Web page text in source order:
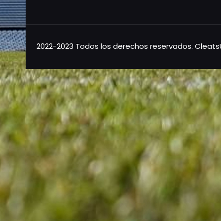
2022-2023 Todos los derechos reservados.